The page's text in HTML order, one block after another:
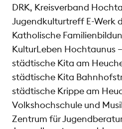
DRK, Kreisverband
Jugendkulturtreff E-Werk
Katholische
KulturLeben Hochtaunus
städtische Kita am
städtische Kita
städtische Krippe am
Volkshochschule und
Zentrum für